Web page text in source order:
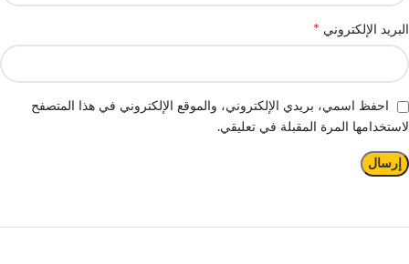
البريد الإلكتروني *
احفظ اسمي، بريدي الإلكتروني، والموقع الإلكتروني في هذا المتصفح
لاستخدامها المرة المقبلة في تعليقي.